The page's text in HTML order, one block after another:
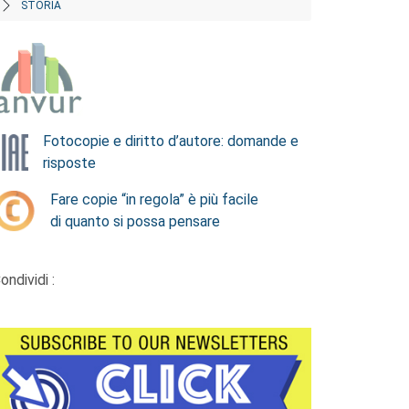
STORIA
Fotocopie e diritto d’autore: domande e
risposte
Fare copie “in regola” è più facile
di quanto si possa pensare
: